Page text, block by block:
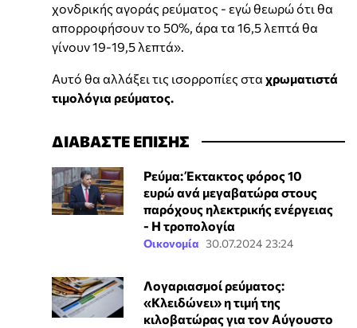
χονδρικής αγοράς ρεύματος - εγώ θεωρώ ότι θα
απορροφήσουν το 50%, άρα τα 16,5 λεπτά θα
γίνουν 19-19,5 λεπτά».
Αυτό θα αλλάξει τις ισορροπίες στα χρωματιστά
τιμολόγια ρεύματος.
ΔΙΑΒΑΣΤΕ ΕΠΙΣΗΣ
Ρεύμα: Έκτακτος φόρος 10
ευρώ ανά μεγαβατώρα στους
παρόχους ηλεκτρικής ενέργειας
- Η τροπολογία
Οικονομία 30.07.2024 23:24
Λογαριασμοί ρεύματος:
«Κλειδώνει» η τιμή της
κιλοβατώρας για τον Αύγουστο